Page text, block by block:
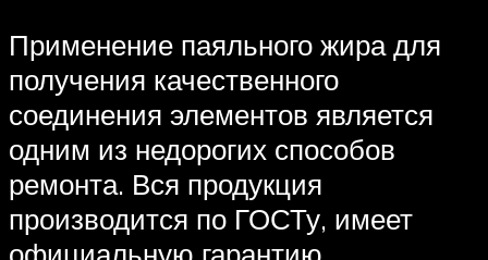
Применение паяльного жира для
получения качественного
соединения элементов является
одним из недорогих способов
ремонта. Вся продукция
производится по ГОСТу, имеет
официальную гарантию